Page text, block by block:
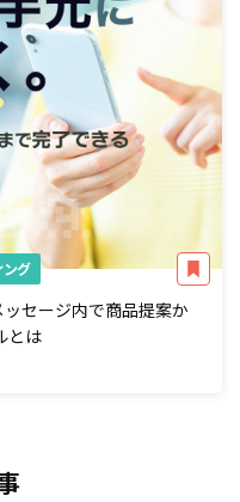
ング
セージ内で商品提案か
とは